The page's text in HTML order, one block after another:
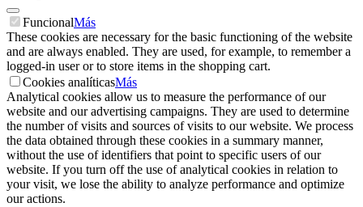
FuncionalMás
These cookies are necessary for the basic functioning of the website
and are always enabled. They are used, for example, to remember a
logged-in user or to store items in the shopping cart.
Cookies analíticasMás
Analytical cookies allow us to measure the performance of our
website and our advertising campaigns. They are used to determine
the number of visits and sources of visits to our website. We process
the data obtained through these cookies in a summary manner,
without the use of identifiers that point to specific users of our
website. If you turn off the use of analytical cookies in relation to
your visit, we lose the ability to analyze performance and optimize
our actions.